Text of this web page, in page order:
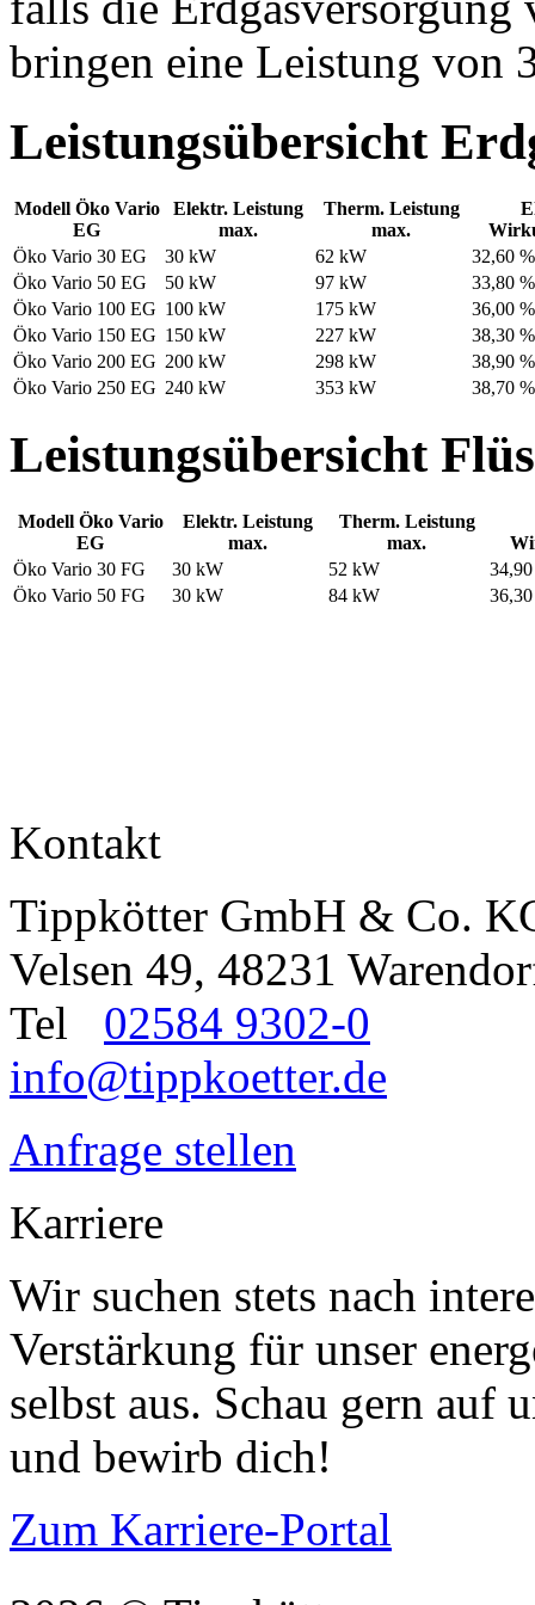
bringen eine Leistung von
Leistungsübersicht
Modell Öko Vario
EG
Elektr. Leistung
max.
Therm. Leistung
max.
Öko Vario 30 EG
30 kW 62 kW
32,60 %
Öko Vario 50 EG
50 kW 97 kW
33,80 %
Öko Vario 100 EG 100 kW 175 kW
36,00 %
Öko Vario 150 EG 150 kW 227 kW
38,30 %
Öko Vario 200 EG 200 kW 298 kW
38,90 %
Öko Vario 250 EG 240 kW 353 kW 38,70 %
Leistungsübersicht
Modell Öko Vario
EG
Elektr. Leistung
max.
Therm. Leistung
max.
Öko Vario 30 FG
30 kW 52 kW
Öko Vario 50 FG
30 kW 84 kW
Kontakt
Tippkötter GmbH & Co.
Velsen 49, 48231
Tel 02584 9302-0
info@tippkoetter.de
Anfrage stellen
Karriere
Wir suchen stets nach
Verstärkung für unser
selbst aus. Schau gern auf
und bewirb dich!
Zum Karriere-Portal